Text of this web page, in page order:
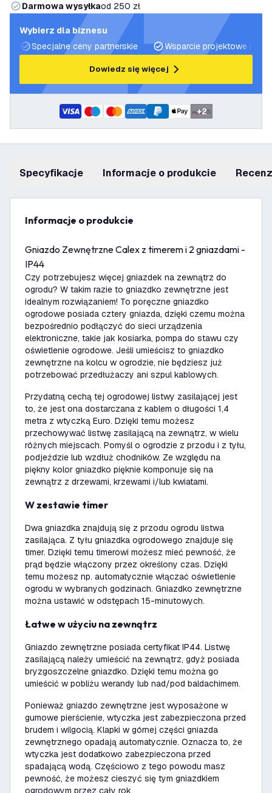
Darmowa wysyłkaod 250 zł
Wybierz dla biznesu
Specjalne ceny partnerskie
Wsparcie projektowe i
Dowiedz się więcej
+2
Specyfikacje informacje o produkcie
informacje o produkcie
Gniazdo Zewnętrzne Calex z timerem i 2 gniazdami -
IP44
Czy potrzebujesz więcej gniazdek na zewnątrz do
ogrodu? W takim razie to gniazdko zewnętrzne jest
idealnym rozwiązaniem! To poręczne gniazdko
ogrodowe posiada cztery gniazda, dzięki czemu można
bezpośrednio podłączyć do sieci urządzenia
elektroniczne, takie jak kosiarka, pompa do stawu czy
oświetlenie ogrodowe. Jeśli umieścisz to gniazdko
zewnętrzne na kolcu w ogrodzie, nie będziesz już
potrzebować przedłużaczy ani szpul kablowych.
Przydatną cechą tej ogrodowej listwy zasilającej jest
to, że jest ona dostarczana z kablem o długości 1,4
metra z wtyczką Euro. Dzięki temu możesz
przechowywać listwę zasilającą na zewnątrz, w wielu
różnych miejscach. Pomyśl o ogrodzie z przodu i z tyłu,
podjeździe lub wzdłuż chodników. Ze względu na
piękny kolor gniazdko pięknie komponuje się na
zewnątrz z drzewami, krzewami i/lub kwiatami.
W zestawie timer
Dwa gniazdka znajdują się z przodu ogrodu listwa
zasilająca. Z tyłu gniazdka ogrodowego znajduje się
timer. Dzięki temu timerowi możesz mieć pewność, że
prąd będzie włączony przez określony czas. Dzięki
temu możesz np. automatycznie włączać oświetlenie
ogrodu w wybranych godzinach. Gniazdko zewnętrzne
można ustawić w odstępach 15-minutowych.
Łatwe w użyciu na zewnątrz
Gniazdo zewnętrzne posiada certyfikat IP44. Listwę
zasilającą należy umieścić na zewnątrz, gdyż posiada
bryzgoszczelne gniazdko. Dzięki temu można go
umieścić w pobliżu werandy lub nad/pod baldachimem.
Ponieważ gniazdo zewnętrzne jest wyposażone w
gumowe pierścienie, wtyczka jest zabezpieczona przed
brudem i wilgocią. Klapki w górnej części gniazda
zewnętrznego opadają automatycznie. Oznacza to, że
wtyczka jest dodatkowo zabezpieczona przed
spadającą wodą. Częściowo z tego powodu masz
pewność, że możesz cieszyć się tym gniazdkiem
ogrodowym przez cały rok.